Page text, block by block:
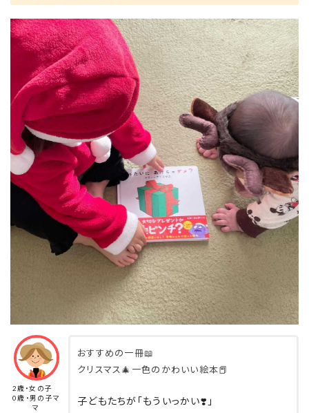
2歳・女の子
0歳・男の子マ
マ
おすすめの一冊📖
クリスマス🎄一色のかわいい絵本📕
子どもたちが「もういっかい❣️」